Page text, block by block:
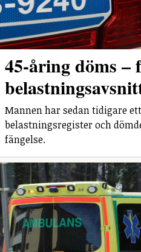
45-åring döms –
Mannen har sedan tidigare
belastningsregister och
fängelse.